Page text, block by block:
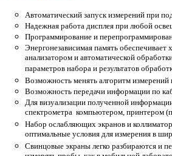
Автоматический запуск измерений при
Надежная работа дисплея при любой
Программирование и
Энергонезависимая память
анализатором и автоматической
параметров набора и результатов
Возможность менять алгоритм измерений
Возможность передачи информации по
Для визуализации полученной
спектрометра компьютером, принтером
Набор ослабляющих экранов и
оптимальные условия для измерения в
Свинцовые экраны легко разбираются и